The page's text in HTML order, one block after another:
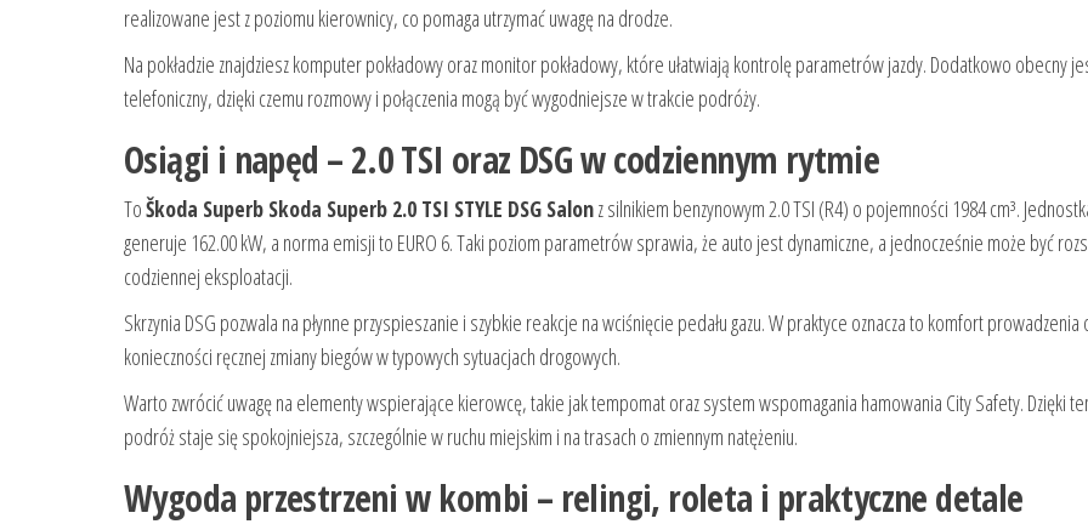
realizowane jest z poziomu kierownicy, co pomaga utrzymać uwagę na drodze.
Na pokładzie znajdziesz komputer pokładowy oraz monitor pokładowy, które ułatwiają kontrolę parametrów jazdy. Dodatkowo obecny
telefoniczny, dzięki czemu rozmowy i połączenia mogą być wygodniejsze w trakcie podróży.
Osiągi i napęd – 2.0 TSI oraz DSG w codziennym rytmie
ToŠkoda Superb Skoda Superb 2.0 TSI STYLE DSG Salonz silnikiem benzynowym 2.0 TSI (R4) o pojemności 1984 cm³.
generuje 162.00 kW, a norma emisji to EURO 6. Taki poziom parametrów sprawia, że auto jest dynamiczne, a jednocześnie może być
codziennej eksploatacji.
Skrzynia DSG pozwala na płynne przyspieszanie i szybkie reakcje na wciśnięcie pedału gazu. W praktyce oznacza to komfort prowadzenia
konieczności ręcznej zmiany biegów w typowych sytuacjach drogowych.
Warto zwrócić uwagę na elementy wspierające kierowcę, takie jak tempomat oraz system wspomagania hamowania City Safety. Dzięki
podróż staje się spokojniejsza, szczególnie w ruchu miejskim i na trasach o zmiennym natężeniu.
Wygoda przestrzeni w kombi – relingi, roleta i praktyczne detale